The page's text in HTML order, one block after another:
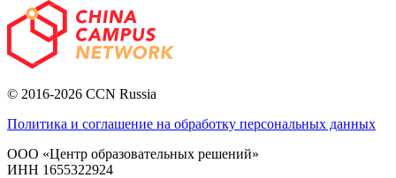
© 2016-2026 CCN Russia
Политика и соглашение на обработку персональных данных
ООО «Центр образовательных решений»
ИНН 1655322924